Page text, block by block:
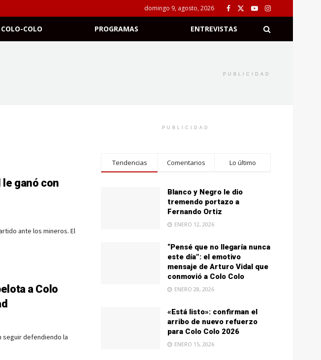
domingo 9, agosto, 2026
COLO-COLO PROGRAMAS ENTREVISTAS
PUBLICIDAD
le ganó con
ante los mineros. El
a Colo
seguir defendiendo la
PUBLICIDAD
Tendencias Comentarios Lo último
Blanco y Negro le dio
tremendo portazo a
Fernando Ortiz
ENERO 12, 2026
“Pensé que no llegaría nunca
este día”: el emotivo
mensaje de Arturo Vidal que
conmovió a Colo Colo
ENERO 28, 2026
«Está listo»: confirman el
arribo de nuevo refuerzo
para Colo Colo 2026
ENERO 15, 2026